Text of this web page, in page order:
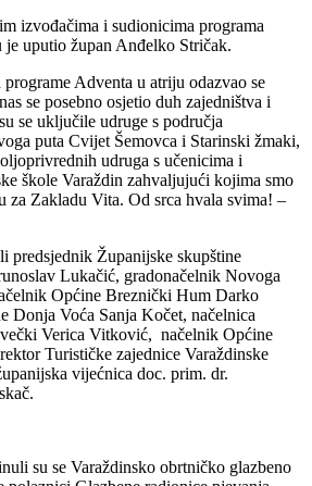
izvođačima i sudionicima programa
uputio župan Anđelko Stričak.
Adventa u atriju odazvao se
se posebno osjetio duh zajedništva i
se uključile udruge s područja
puta Cvijet Šemovca i Starinski žmaki,
udruga s učenicima i
škole Varaždin zahvaljujući kojima smo
za Zakladu Vita. Od srca hvala svima! –
predsjednik Županijske skupštine
Lukačić, gradonačelnik Novoga
Općine Breznički Hum Darko
Donja Voća Sanja Kočet, načelnica
Verica Vitković, načelnik Općine
Turističke zajednice Varaždinske
vijećnica doc. prim. dr.
su se Varaždinsko obrtničko glazbeno